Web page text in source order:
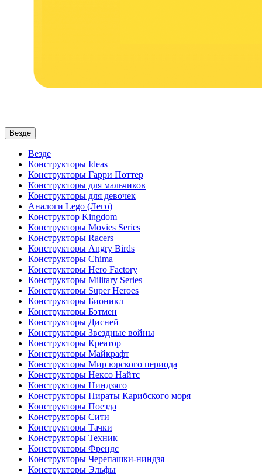
Везде
Везде
Конструкторы Ideas
Конструкторы Гарри Поттер
Конструкторы для мальчиков
Конструкторы для девочек
Аналоги Lego (Лего)
Конструктор Kingdom
Конструкторы Movies Series
Конструкторы Racers
Конструкторы Angry Birds
Конструкторы Chima
Конструкторы Hero Factory
Конструкторы Military Series
Конструкторы Super Heroes
Конструкторы Бионикл
Конструкторы Бэтмен
Конструкторы Дисней
Конструкторы Звездные войны
Конструкторы Креатор
Конструкторы Майкрафт
Конструкторы Мир юрского периода
Конструкторы Нексо Найтс
Конструкторы Ниндзяго
Конструкторы Пираты Карибского моря
Конструкторы Поезда
Конструкторы Сити
Конструкторы Тачки
Конструкторы Техник
Конструкторы Френдс
Конструкторы Черепашки-ниндзя
Конструкторы Эльфы